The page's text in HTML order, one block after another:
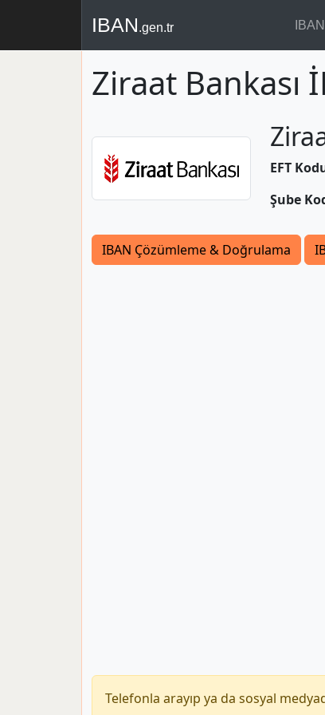
IBAN.gen.tr
Ziraat Bankası
EFT
Şube
IBAN Çözümleme & Doğrulama
Telefonla arayıp ya da sosyal